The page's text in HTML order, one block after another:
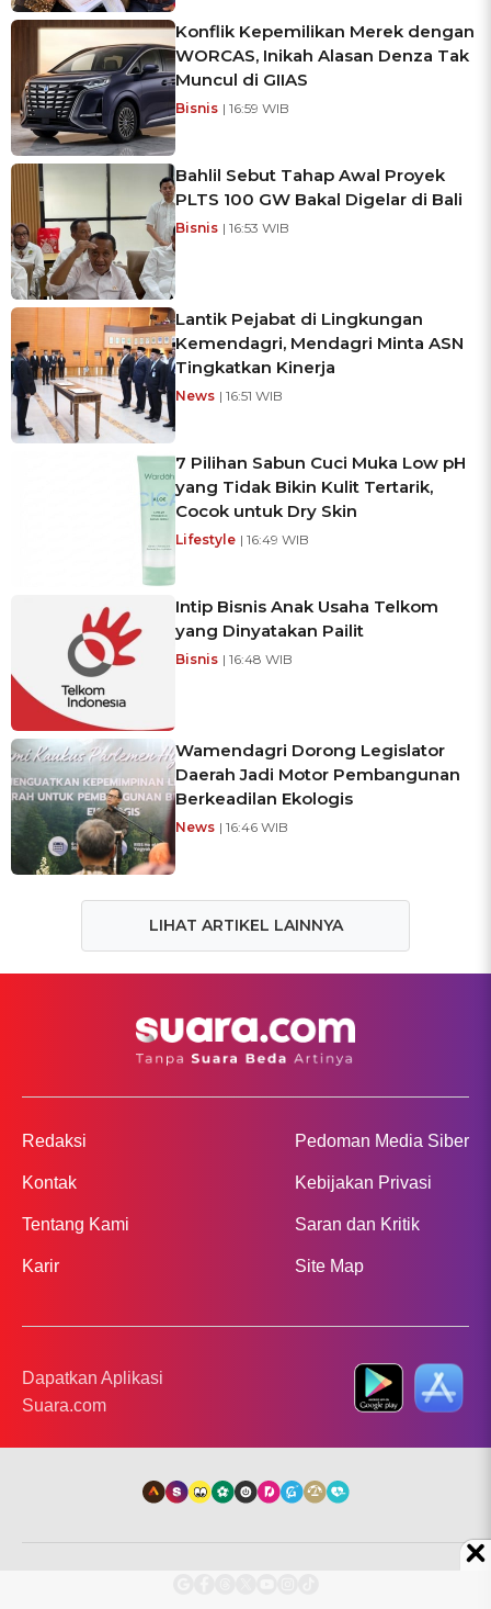
Konflik Kepemilikan Merek dengan
WORCAS, Inikah Alasan Denza Tak
Muncul di GIIAS
Bisnis | 16:59 WIB
Bahlil Sebut Tahap Awal Proyek
PLTS 100 GW Bakal Digelar di Bali
Bisnis | 16:53 WIB
Lantik Pejabat di Lingkungan
Kemendagri, Mendagri Minta ASN
Tingkatkan Kinerja
News | 16:51 WIB
7 Pilihan Sabun Cuci Muka Low pH
yang Tidak Bikin Kulit Tertarik,
Cocok untuk Dry Skin
Lifestyle | 16:49 WIB
Intip Bisnis Anak Usaha Telkom
yang Dinyatakan Pailit
Bisnis | 16:48 WIB
Wamendagri Dorong Legislator
Daerah Jadi Motor Pembangunan
Berkeadilan Ekologis
News | 16:46 WIB
LIHAT ARTIKEL LAINNYA
Redaksi
Kontak
Tentang Kami
Karir
Pedoman Media Siber
Kebijakan Privasi
Saran dan Kritik
Site Map
Dapatkan Aplikasi
Suara.com